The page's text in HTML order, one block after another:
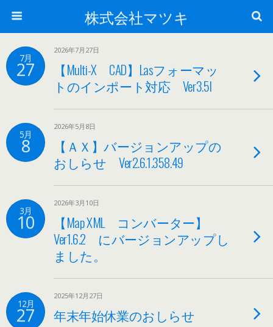
株式会社マツキ
7月
27
2026年7月27日
【Multi-X CAD】Lasフォーマッ
トのインポート対応 Ver3.5I
5月
8
2026年5月8日
【ＡＸ】バージョンアップの
おしらせ Ver2.6.1.358.49
3月
10
2026年3月10日
【Map XML コンバーター】
Ver1.6.2 にバージョンアップし
ました。
12月
27
2025年12月27日
年末年始休業のおしらせ